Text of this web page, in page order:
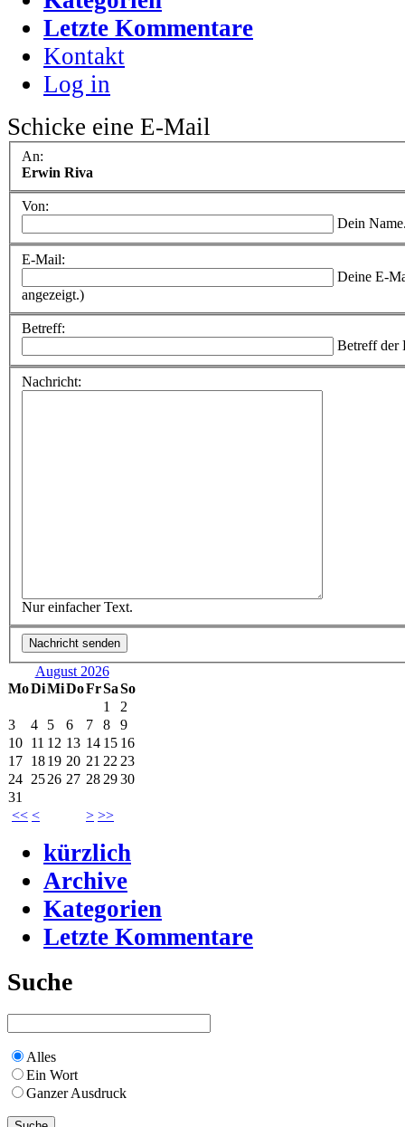
Letzte Kommentare
Kontakt
Log in
Schicke eine E-Mail
An:
Erwin Riva
Von:
Dein
E-Mail:
Deine E-
angezeigt.)
Betreff:
Betreff der
Nachricht:
Nur einfacher Text.
August 2026
MoDiMiDoFrSaSo
<< < > >>
1
2
3
4 5 6 7 8
9
10 11 12 13 14 15 16
17 1819 20 21 22 23
24 2526 27 28 2930
31
kürzlich
Archive
Kategorien
Letzte Kommentare
Suche
Alles
Ein Wort
Ganzer Ausdruck